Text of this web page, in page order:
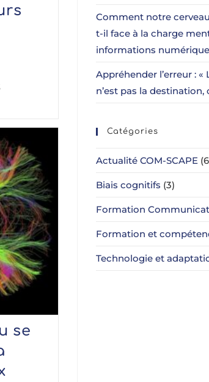
se
Comment notre
t-il face à la charge
informations
Appréhender l’erreur : «
n’est pas la destination,
Catégories
Actualité COM-SCAPE
Biais cognitifs (3)
Formation
Formation et
Technologie et